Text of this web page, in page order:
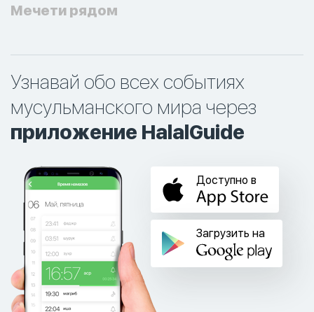
Мечети рядом
Узнавай обо всех событиях
мусульманского мира через
приложение HalalGuide
Доступно в
Загрузить на